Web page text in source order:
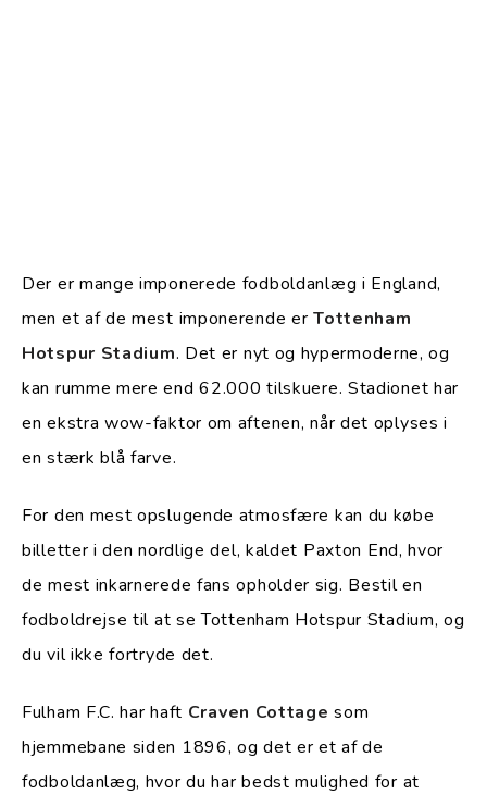
Der er mange imponerede fodboldanlæg i England,
men et af de mest imponerende erTottenham
Hotspur Stadium. Det er nyt og hypermoderne, og
kan rumme mere end 62.000 tilskuere. Stadionet har
en ekstra wow-faktor om aftenen, når det oplyses i
en stærk blå farve.
For den mest opslugende atmosfære kan du købe
billetter i den nordlige del, kaldet Paxton End, hvor
de mest inkarnerede fans opholder sig. Bestil en
fodboldrejse til at se Tottenham Hotspur Stadium, og
du vil ikke fortryde det.
Fulham F.C. har haft Craven Cottage som
hjemmebane siden 1896, og det er et af de
fodboldanlæg, hvor du har bedst mulighed for at